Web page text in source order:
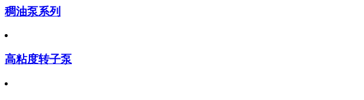
稠油泵系列
高粘度转子泵